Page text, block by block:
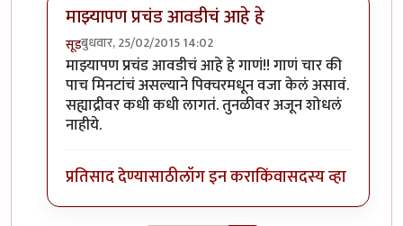
माझ्यापण प्रचंड आवडीचं आहे हे
सूडबुधवार, 25/02/2015 14:02
In reply toरंजना ही मराठीतील आवडत्याbyदुश्यन्त
माझ्यापण प्रचंड आवडीचं आहे हे गाणं!! गाणं चार की
पाच मिनटांचं असल्याने पिक्चरमधून वजा केलं असावं.
सह्याद्रीवर कधी कधी लागतं. तुनळीवर अजून शोधलं
नाहीये.
प्रतिसाद देण्यासाठीलॉग इन कराकिंवासदस्य व्हा